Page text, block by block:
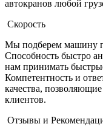
автокранов любой
Скорость
Мы подберем машину
Способность быстро
нам принимать
Компетентность и
качества,
клиентов.
Отзывы и